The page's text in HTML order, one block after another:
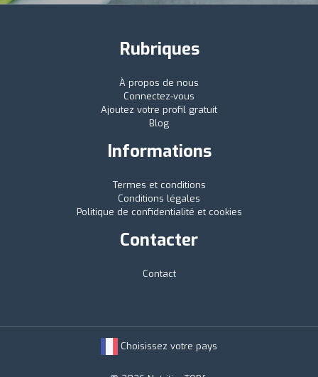
Rubriques
À propos de nous
Connectez-vous
Ajoutez votre profil gratuit
Blog
Informations
Termes et conditions
Conditions légales
Politique de confidentialité et cookies
Contacter
Contact
Choisissez votre pays